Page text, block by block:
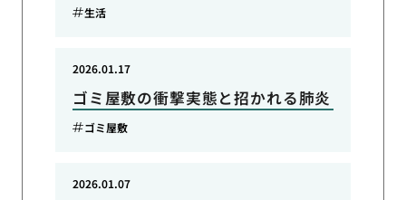
生活
ゴミ屋敷の衝撃実態と招かれる肺炎
2026.01.17
ゴミ屋敷
2026.01.07